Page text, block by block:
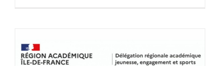
d’accès aux équipements sportifs pour les